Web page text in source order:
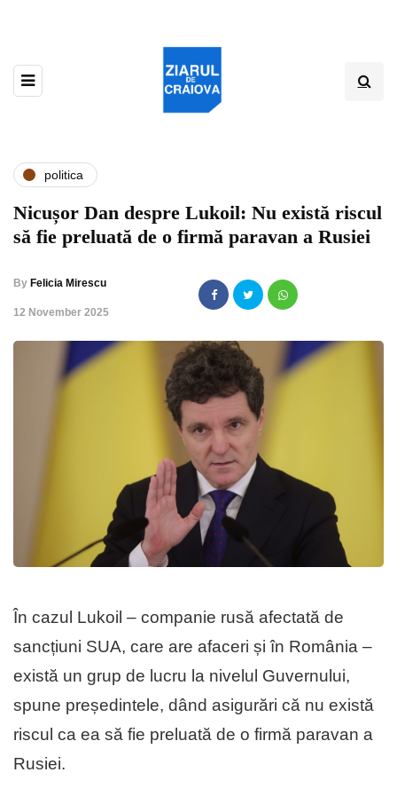
politica
Nicușor Dan despre Lukoil: Nu există riscul
să fie preluată de o firmă paravan a Rusiei
By Felicia Mirescu
,12 November 2025
În cazul Lukoil – companie rusă afectată de
sancțiuni SUA, care are afaceri și în România –
există un grup de lucru la nivelul Guvernului,
spune președintele, dând asigurări că nu există
riscul ca ea să fie preluată de o firmă paravan a
Rusiei.